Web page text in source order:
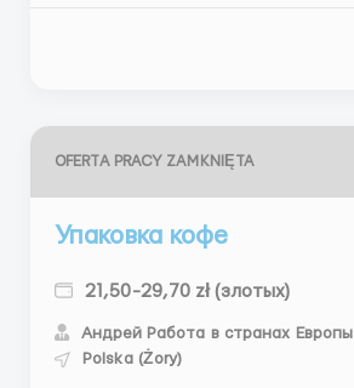
OFERTA PRACY ZAMKNIĘTA
Упаковка кофе
21,50-29,70 zł (злотых)
Андрей Работа в странах Европы
Polska (Żory)